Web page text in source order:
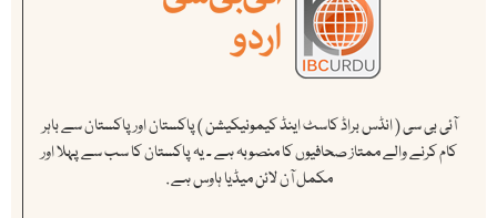
آئی بی سی ( انڈس براڈ کاسٹ اینڈ کیمونیکیشن ) پاکستان اور پاکستان سے باہر
کام کرنے والے ممتاز صحافیوں کا منصوبہ ہے ۔ یہ پاکستان کا سب سے پہلا اور
مکمل آن لائن میڈیا ہاوس ہے .